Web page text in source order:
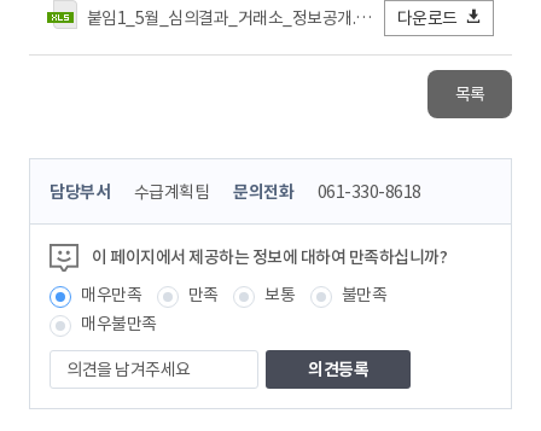
붙임1_5월_심의결과_거래소_정보공개.xls
다운로드
목록
콘
츠
정
보
책
임
자
담당부서 수급계획팀 문의전화 061-330-8618
이 페이지에서 제공하는 정보에 대하여 만족하십니까?
매우만족
만족 보통
불만족
매우불만족
의
견
을